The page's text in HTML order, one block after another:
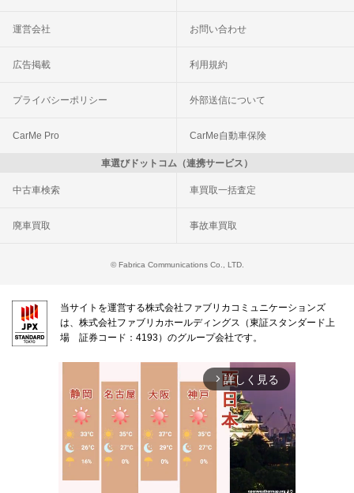
運営会社 お問い合わせ
広告掲載 利用規約
プライバシーポリシー 外部送信について
CarMe Pro CarMe自動車保険
車選びドットコム（連携サービス）
中古車検索 車買取一括査定
廃車買取 事故車買取
© Fabrica Communications Co., LTD.
当サイトを運営する株式会社ファブリカコミュニケーションズ
は、株式会社ファブリカホールディングス（東証スタンダード上
場 証券コード：4193）のグループ会社です。
arrow_forward_ios 詳しく見る